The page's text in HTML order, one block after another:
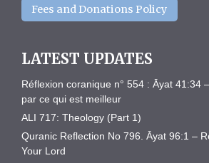
Fees and Donations Policy
LATEST UPDATES
Réflexion coranique n° 554 : Āyat 41:34
par ce qui est meilleur
ALI 717: Theology (Part 1)
Quranic Reflection No 796. Āyat 96:1 –
Your Lord